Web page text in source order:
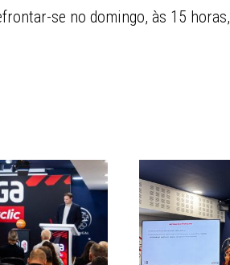
se no domingo, às 15 horas,